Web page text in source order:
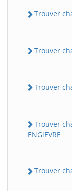
Trouver
Trouver
Trouver
Trouver
ENGiEVRE
Trouver